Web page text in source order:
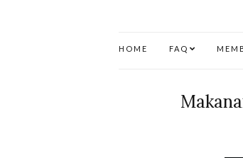
HOME FAQ